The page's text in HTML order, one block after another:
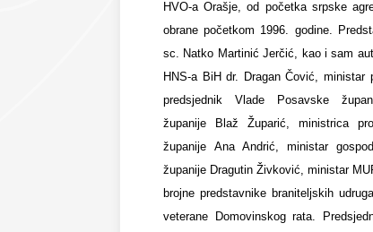
HVO-a Orašje, od početka srpske
obrane početkom 1996. godine.
sc. Natko Martinić Jerčić, kao i sam
HNS-a BiH dr. Dragan Čović,
predsjednik Vlade Posavske
županije Blaž Župarić, ministrica
županije Ana Andrić, ministar
županije Dragutin Živković, ministar
brojne predstavnike braniteljskih
veterane Domovinskog rata.